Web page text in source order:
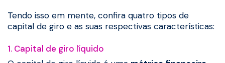
Tendo isso em mente, confira quatro tipos de
capital de giro e as suas respectivas características:
1. Capital de giro líquido